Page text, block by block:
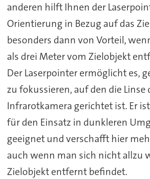
anderen hilft Ihnen der
Orientierung in Bezug auf das
besonders dann von Vorteil,
als drei Meter vom Zielobjekt
Der Laserpointer ermöglicht es,
zu fokussieren, auf den die Linse
Infrarotkamera gerichtet ist. Er
für den Einsatz in dunkleren
geeignet und verschafft hier
auch wenn man sich nicht allzu
Zielobjekt entfernt befindet.